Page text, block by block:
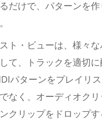
だけで、パターンを
ト・ビューは、様々
て、トラックを適切
パターンをプレイリ
なく、オーディオク
クリップをドロップ